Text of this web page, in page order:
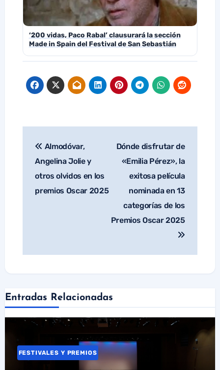
‘200 vidas, Paco Rabal’ clausurará la sección
Made in Spain del Festival de San Sebastián
Navegación
de
entradas
Almodóvar,
Angelina Jolie y
otros olvidos en los
premios Oscar 2025
Dónde disfrutar de
«Emilia Pérez», la
exitosa película
nominada en 13
categorías de los
Premios Oscar 2025
Entradas Relacionadas
FESTIVALES Y PREMIOS